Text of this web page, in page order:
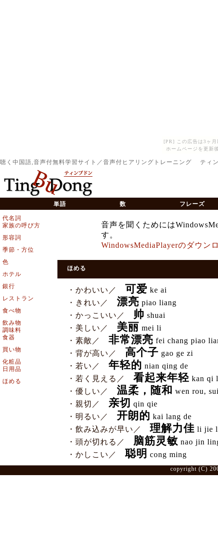
[PR] この広告は3ヶ
ホームページを更新
聴く中国語,音声付無料学習サイト／音声付ヒアリングトレーニング ティ
単語 数 フレーズ
代名詞
家族の呼び方
形容詞
季節・方位
色
ホテル
銀行
レストラン
食べ物
飲み物
調味料
食器
買い物
化粧品
日用品
ほめる
音声を聞くためには
す。
WindowsMediaPlayerのダウン
ほめる
・かわいい／ 可爱 ke ai
・きれい／
漂亮 piao liang
・かっこいい／
帅 shuai
・美しい／
美丽 mei li
・素敵／
非常漂亮 fei chang piao
・背が高い／
高个子 gao ge zi
・若い／
年轻的 nian qing de
・若く見える／
看起来年轻 kan qi
・優しい／
温柔，随和 wen rou,
・親切／
亲切 qin qie
・明るい／
开朗的 kai lang de
・飲み込みが早い／
理解力佳 li jie
・頭が切れる／
脑筋灵敏 nao jin
・かしこい／
聪明 cong ming
copyright (C)